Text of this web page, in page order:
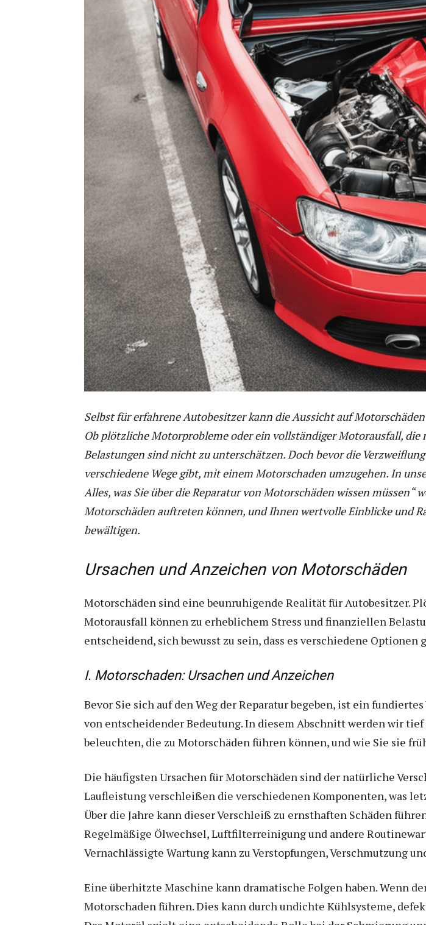
Selbst für erfahrene Autobesitzer kann die Aussicht auf
Ob plötzliche Motorprobleme oder ein vollständiger Motorausfall,
Belastungen sind nicht zu unterschätzen. Doch bevor die
verschiedene Wege gibt, mit einem Motorschaden umzugehen. In
Alles, was Sie über die Reparatur von Motorschäden wissen
Motorschäden auftreten können, und Ihnen wertvolle Einblicke und
bewältigen.
Ursachen und Anzeichen von Motorschäden
Motorschäden sind eine beunruhigende Realität für Autobesitzer.
Motorausfall können zu erheblichem Stress und finanziellen
entscheidend, sich bewusst zu sein, dass es verschiedene
I. Motorschaden: Ursachen und Anzeichen
Bevor Sie sich auf den Weg der Reparatur begeben, ist ein
von entscheidender Bedeutung. In diesem Abschnitt werden wir
beleuchten, die zu Motorschäden führen können, und wie Sie sie
Die häufigsten Ursachen für Motorschäden sind der natürliche
Laufleistung verschleißen die verschiedenen Komponenten, was
Über die Jahre kann dieser Verschleiß zu ernsthaften Schäden
Regelmäßige Ölwechsel, Luftfilterreinigung und andere
Vernachlässigte Wartung kann zu Verstopfungen, Verschmutzung
Eine überhitzte Maschine kann dramatische Folgen haben. Wenn
Motorschaden führen. Dies kann durch undichte Kühlsysteme,